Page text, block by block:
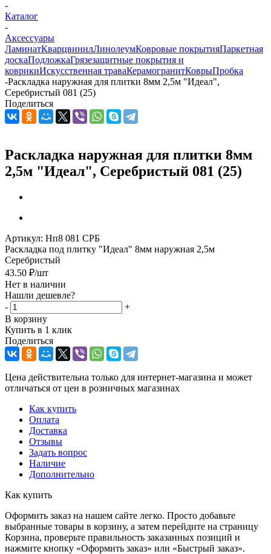
-
Каталог
-
Аксессуары
ЛаминатКварцвинилЛинолеумКовровые покрытияПаркетная
доскаПодложкаГрязезащитные покрытия и
коврикиИскусственная траваКерамогранитКоврыПробка
-Раскладка наружная для плитки 8мм 2,5м "Идеал",
Серебристый 081 (25)
Поделиться
Раскладка наружная для плитки 8мм
2,5м "Идеал", Серебристый 081 (25)
Артикул: Нп8 081 СРБ
Раскладка под плитку "Идеал" 8мм наружная 2,5м
Серебристый
43.50 ₽/шт
Нет в наличии
Нашли дешевле?
-
+
В корзину
Купить в 1 клик
Поделиться
Цена действительна только для интернет-магазина и может
отличаться от цен в розничных магазинах
Как купить
Оплата
Доставка
Отзывы
Задать вопрос
Наличие
Дополнительно
Как купить
Оформить заказ на нашем сайте легко. Просто добавьте
выбранные товары в корзину, а затем перейдите на страницу
Корзина, проверьте правильность заказанных позиций и
нажмите кнопку «Оформить заказ» или «Быстрый заказ».